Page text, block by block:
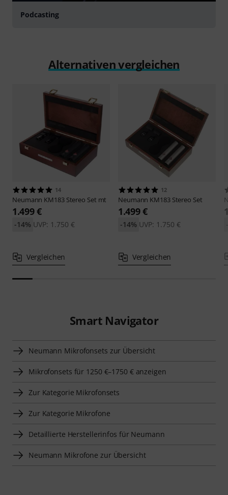
Podcasting
Alternativen vergleichen
14
Neumann KM183 Stereo Set mt
1.499 €
UVP: 1.750 €
-14%
Vergleichen
12
Neumann KM183 Stereo Set
1.499 €
UVP: 1.750 €
-14%
Vergleichen
Smart Navigator
Neumann Mikrofonsets zur Übersicht
Mikrofonsets für 1250 €–1750 € anzeigen
Zur Kategorie Mikrofonsets
Zur Kategorie Mikrofone
Detaillierte Herstellerinfos für Neumann
Neumann Mikrofone zur Übersicht